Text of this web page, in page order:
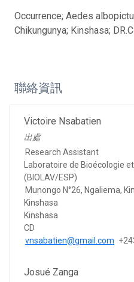
Occurrence; Aedes
Chikungunya; Kinshasa;
聯絡資訊
Victoire Nsabatien
出處
Research Assistant
Laboratoire de Bioécologie
(BIOLAV/ESP)
Munongo N°26, Ngaliema,
Kinshasa
Kinshasa
CD
vnsabatien@gmail.com
Josué Zanga